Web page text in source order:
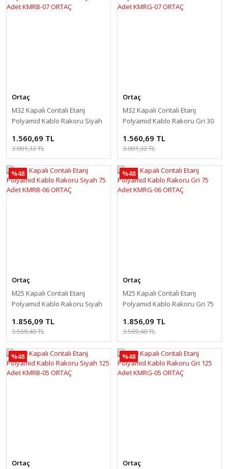
Ortaç
M32 Kapalı Contalı Etanj
Polyamid Kablo Rakoru Siyah
1.560,69 TL
3.001,32 TL
Ortaç
M32 Kapalı Contalı Etanj
Polyamid Kablo Rakoru Gri 30
1.560,69 TL
3.001,32 TL
%48
Ortaç
M25 Kapalı Contalı Etanj
Polyamid Kablo Rakoru Siyah
1.856,09 TL
3.569,40 TL
%48
Ortaç
M25 Kapalı Contalı Etanj
Polyamid Kablo Rakoru Gri 75
1.856,09 TL
3.569,40 TL
%48
Ortaç
%48
Ortaç